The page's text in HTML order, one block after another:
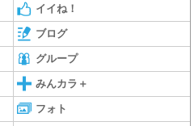
イイね！
ブログ
グループ
みんカラ＋
フォト